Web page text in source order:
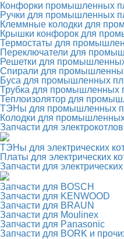
Конфорки промышленных
Ручки для промышленных
Клеммные колодки для
Крышки конфорок для
Термостаты для
Переключатели для
Решетки для
Спирали для
Буса для промышленных
Трубка для промышленных
Теплоизолятор для
ТЭНы для промышленных
Колодки для
Запчасти для электрокотлов
ТЭНы для электрических
Платы для электрических
Запчасти для
Запчасти для BOSCH
Запчасти для KENWOOD
Запчасти для BRAUN
Запчасти для Moulinex
Запчасти для Panasonic
Запчасти для BORK и